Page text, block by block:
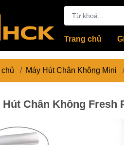
Trang chủ
/ Máy Hút Chân Không Mini /
Hút Chân Không Fresh